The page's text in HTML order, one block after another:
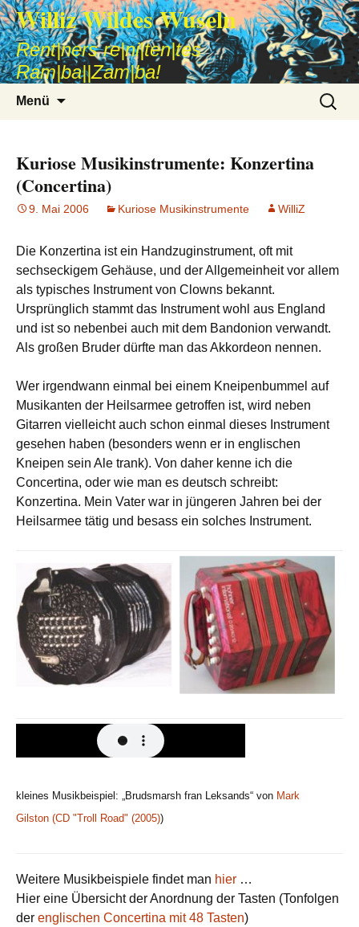
Williz Wildes Wuseln
Rent|ners re|ni|ten|tes
Ram|ba||Zam|ba!
Menü
Suche
nach:
Kuriose Musikinstrumente: Konzertina
(Concertina)
9. Mai 2006 Kuriose Musikinstrumente WilliZ
Die Konzertina ist ein Handzuginstrument, oft mit
sechseckigem Gehäuse, und der Allgemeinheit vor allem
als typisches Instrument von Clowns bekannt.
Ursprünglich stammt das Instrument wohl aus England
und ist so nebenbei auch mit dem Bandonion verwandt.
Als großen Bruder dürfte man das Akkordeon nennen.
Wer irgendwann einmal bei einem Kneipenbummel auf
Musikanten der Heilsarmee getroffen ist, wird neben
Gitarren vielleicht auch schon einmal dieses Instrument
gesehen haben (besonders wenn er in englischen
Kneipen sein Ale trank). Von daher kenne ich die
Concertina, oder wie man es deutsch schreibt:
Konzertina. Mein Vater war in jüngeren Jahren bei der
Heilsarmee tätig und besass ein solches Instrument.
kleines Musikbeispiel: „Brudsmarsh fran Leksands“ von Mark
Gilston (CD "Troll Road" (2005))
Weitere Musikbeispiele findet man hier …
Hier eine Übersicht der Anordnung der Tasten (Tonfolgen
der englischen Concertina mit 48 Tasten)